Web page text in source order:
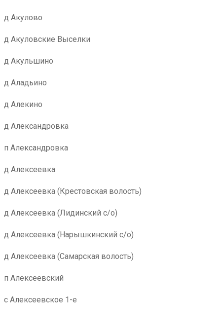
д Акулово
д Акуловские Выселки
д Акульшино
д Аладьино
д Алекино
д Александровка
п Александровка
д Алексеевка
д Алексеевка (Крестовская волость)
д Алексеевка (Лидинский с/о)
д Алексеевка (Нарышкинский с/о)
д Алексеевка (Самарская волость)
п Алексеевский
с Алексеевское 1-е